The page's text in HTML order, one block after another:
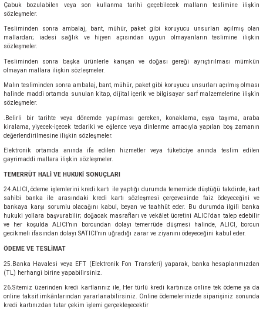
Çabuk bozulabilen veya son kullanma tarihi geçebilecek malların teslimine ilişkin
sözleşmeler.
Tesliminden sonra ambalaj, bant, mühür, paket gibi koruyucu unsurları açılmış olan
mallardan; iadesi sağlık ve hijyen açısından uygun olmayanların teslimine ilişkin
sözleşmeler.
Tesliminden sonra başka ürünlerle karışan ve doğası gereği ayrıştırılması mümkün
olmayan mallara ilişkin sözleşmeler.
Malın tesliminden sonra ambalaj, bant, mühür, paket gibi koruyucu unsurları açılmış olması
halinde maddi ortamda sunulan kitap, dijital içerik ve bilgisayar sarf malzemelerine ilişkin
sözleşmeler.
.Belirli bir tarihte veya dönemde yapılması gereken, konaklama, eşya taşıma, araba
kiralama, yiyecek-içecek tedariki ve eğlence veya dinlenme amacıyla yapılan boş zamanın
değerlendirilmesine ilişkin sözleşmeler.
Elektronik ortamda anında ifa edilen hizmetler veya tüketiciye anında teslim edilen
gayrimaddi mallara ilişkin sözleşmeler.
TEMERRÜT HALİ VE HUKUKİ SONUÇLARI
24.ALICI, ödeme işlemlerini kredi kartı ile yaptığı durumda temerrüde düştüğü takdirde, kart
sahibi banka ile arasındaki kredi kartı sözleşmesi çerçevesinde faiz ödeyeceğini ve
bankaya karşı sorumlu olacağını kabul, beyan ve taahhüt eder. Bu durumda ilgili banka
hukuki yollara başvurabilir; doğacak masrafları ve vekâlet ücretini ALICI’dan talep edebilir
ve her koşulda ALICI’nın borcundan dolayı temerrüde düşmesi halinde, ALICI, borcun
gecikmeli ifasından dolayı SATICI’nın uğradığı zarar ve ziyanını ödeyeceğini kabul eder.
ÖDEME VE TESLİMAT
25.Banka Havalesi veya EFT (Elektronik Fon Transferi) yaparak, banka hesaplarımızdan
(TL) herhangi birine yapabilirsiniz.
26.Sitemiz üzerinden kredi kartlarınız ile, Her türlü kredi kartınıza online tek ödeme ya da
online taksit imkânlarından yararlanabilirsiniz. Online ödemelerinizde siparişiniz sonunda
kredi kartınızdan tutar çekim işlemi gerçekleşecektir